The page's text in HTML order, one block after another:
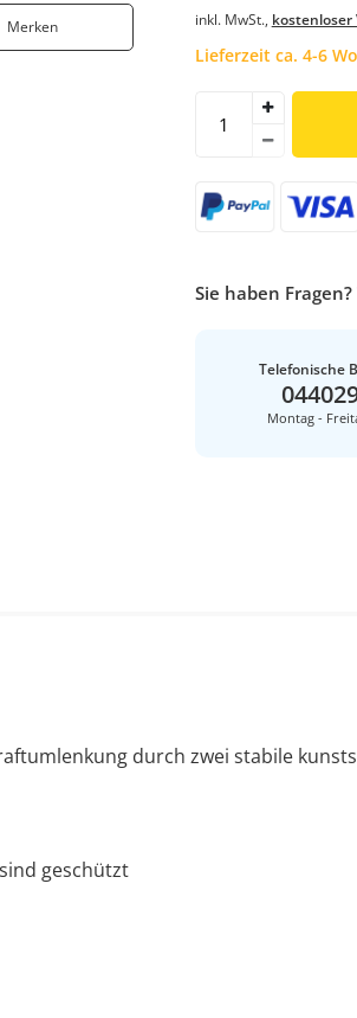
Merken inkl. MwSt., kostenloser
Lieferzeit ca. 4-6
Sie haben Fragen?
Telefonische
Montag -
durch zwei stabile
geschützt